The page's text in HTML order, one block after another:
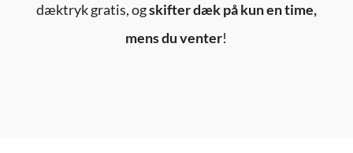
dæktryk gratis, ogskifter dæk på kun en time,
mens du venter!